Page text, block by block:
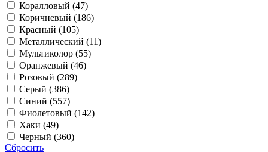
Коралловый (47)
Коричневый (186)
Красный (105)
Металлический (11)
Мультиколор (55)
Оранжевый (46)
Розовый (289)
Серый (386)
Синий (557)
Фиолетовый (142)
Хаки (49)
Черный (360)
Сбросить